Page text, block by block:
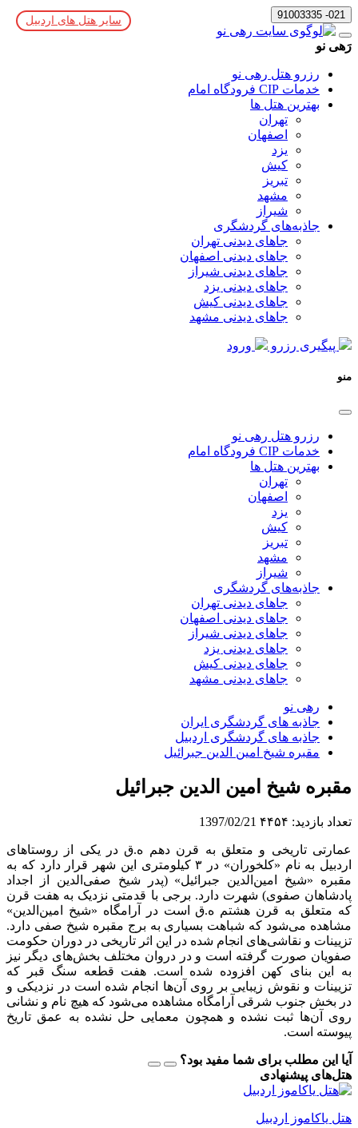
021- 91003335
رَهی نو
رزرو هتل رهی نو
خدمات CIP فرودگاه امام
بهترین هتل ها
تهران
اصفهان
یزد
کیش
تبریز
مشهد
شیراز
جاذبه‌های گردشگری
جاهای دیدنی تهران
جاهای دیدنی اصفهان
جاهای دیدنی شیراز
جاهای دیدنی یزد
جاهای دیدنی کیش
جاهای دیدنی مشهد
پیگیری رزرو ورود
منو
رزرو هتل رهی نو
خدمات CIP فرودگاه امام
بهترین هتل ها
تهران
اصفهان
یزد
کیش
تبریز
مشهد
شیراز
جاذبه‌های گردشگری
جاهای دیدنی تهران
جاهای دیدنی اصفهان
جاهای دیدنی شیراز
جاهای دیدنی یزد
جاهای دیدنی کیش
جاهای دیدنی مشهد
رهی نو
جاذبه های گردشگری ایران
جاذبه های گردشگری اردبیل
مقبره شیخ امین الدین جبرائیل
مقبره شیخ امین الدین جبرائیل
تعداد بازدید: ۴۴۵۴ 1397/02/21
عمارتی تاریخی و متعلق به قرن دهم ه.ق در یکی از روستاهای
اردبیل به نام «کلخوران» در ۳ کیلومتری این شهر قرار دارد که به
مقبره‌ «شیخ امین‌الدین جبرائیل» (پدر شیخ صفی‌الدین از اجداد
پادشاهان صفوی) شهرت دارد. برجی با قدمتی نزدیک به هفت قرن
که متعلق به قرن هشتم ه.ق است در آرامگاه «شیخ امین‌الدین»
مشاهده می‌شود که شباهت بسیاری به برج مقبره‌ شیخ صفی دارد.
تزیینات و نقاشی‌های انجام‌ شده در این اثر تاریخی در دوران حکومت
صفویان صورت گرفته است و در دروان مختلف بخش‌های دیگر نیز
به این بنای کهن افزوده شده است. هفت قطعه سنگ قبر که
تزیینات و نقوش زیبایی بر روی آن‌ها انجام شده است در نزدیکی و
در بخش جنوب شرقی آرامگاه مشاهده می‌شود که هیچ نام و نشانی
روی آن‌ها ثبت نشده و همچون معمایی حل نشده به عمق تاریخ
پیوسته است.
آیا این مطلب برای شما مفید بود؟
هتل‌های پیشنهادی
سایر هتل های اردبیل
هتل یاکاموز اردبیل